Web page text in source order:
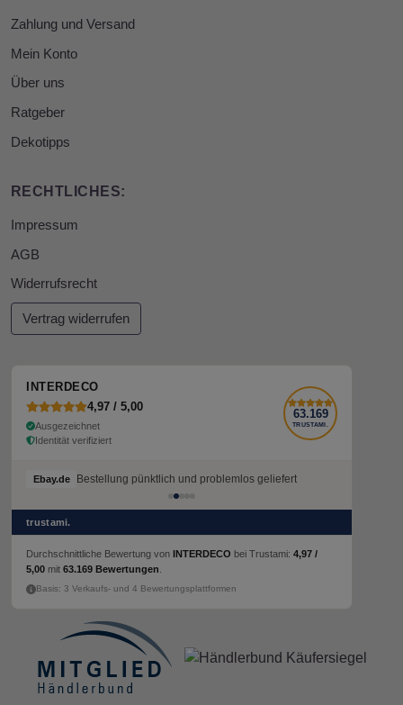
Zahlung und Versand
Mein Konto
Über uns
Ratgeber
Dekotipps
RECHTLICHES:
Impressum
AGB
Widerrufsrecht
Vertrag widerrufen
INTERDECO
4,97 / 5,00
Ausgezeichnet
Identität verifiziert
63.169
TRUSTAMI.
Ebay.de Bestellung pünktlich und problemlos geliefert
trustami.
Durchschnittliche Bewertung von INTERDECO bei Trustami: 4,97 /
5,00 mit 63.169 Bewertungen
Basis: 3 Verkaufs- und 4 Bewertungsplattformen